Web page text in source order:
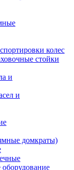
колес
стойки
и
и
домкраты)